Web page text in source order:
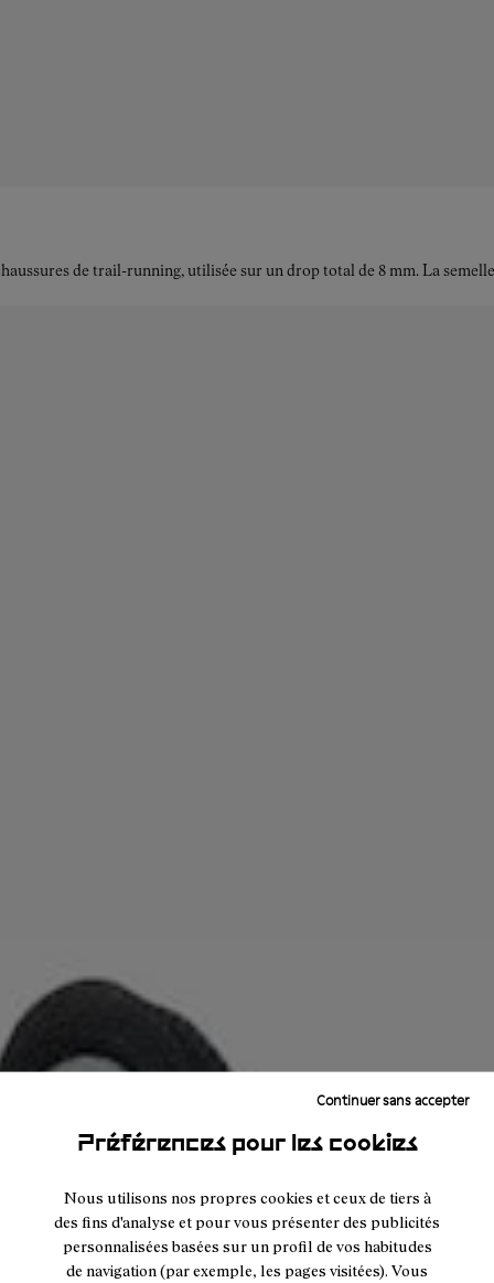
Préférences pour les cookies
Nous utilisons nos propres cookies et ceux de tiers à
des fins d'analyse et pour vous présenter des publicités
personnalisées basées sur un profil de vos habitudes
de navigation (par exemple, les pages visitées). Vous
Continuer sans accepter
de trail-running, utilisée sur un drop total de 8 mm. La